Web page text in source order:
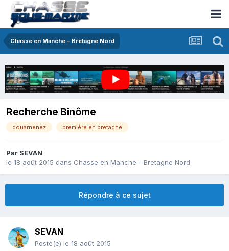
Chasse en Manche - Bretagne Nord
Recherche Binôme
douarnenez première en bretagne
Par SEVAN
le 18 août 2015 dans Chasse en Manche - Bretagne Nord
Répondre à ce sujet
SEVAN
Posté(e) le 18 août 2015